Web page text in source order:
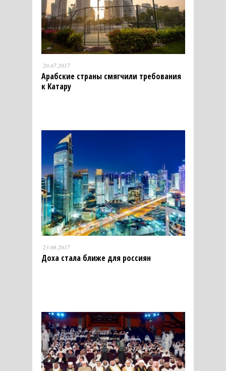
20.07.2017
Арабские страны смягчили требования
к Катару
23.06.2017
Доха стала ближе для россиян